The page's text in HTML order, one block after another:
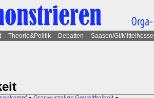
Theorie&Politik Debatten Saasen/GI/